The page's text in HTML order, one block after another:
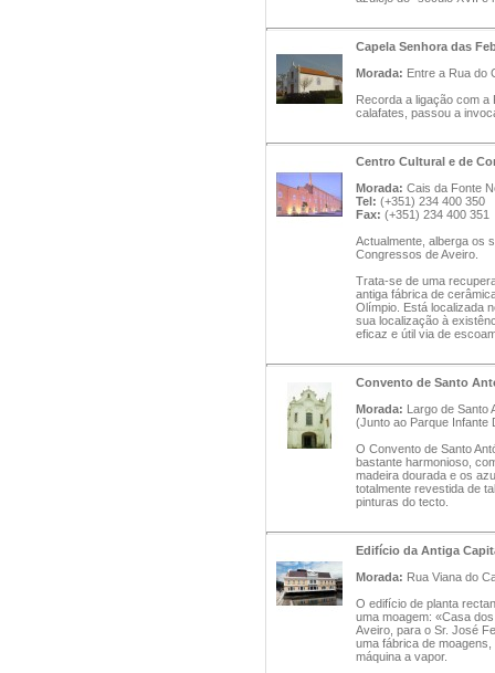
Capela Senhora das
Morada: Entre a Rua do
Recorda a ligação com a
calafates, passou a
Centro Cultural e de
Morada: Cais da Fonte
Tel: (+351) 234 400 350
Fax: (+351) 234 400 351
Actualmente, alberga os
Congressos de Aveiro.
Trata-se de uma
antiga fábrica de
Olímpio. Está localizada
sua localização à
eficaz e útil via de
Convento de Santo
Morada: Largo de Santo
(Junto ao Parque Infante
O Convento de Santo
bastante harmonioso,
madeira dourada e os
totalmente revestida de
pinturas do tecto.
Edifício da Antiga
Morada: Rua Viana do
O edifício de planta
uma moagem: «Casa
Aveiro, para o Sr. José
uma fábrica de
máquina a vapor.